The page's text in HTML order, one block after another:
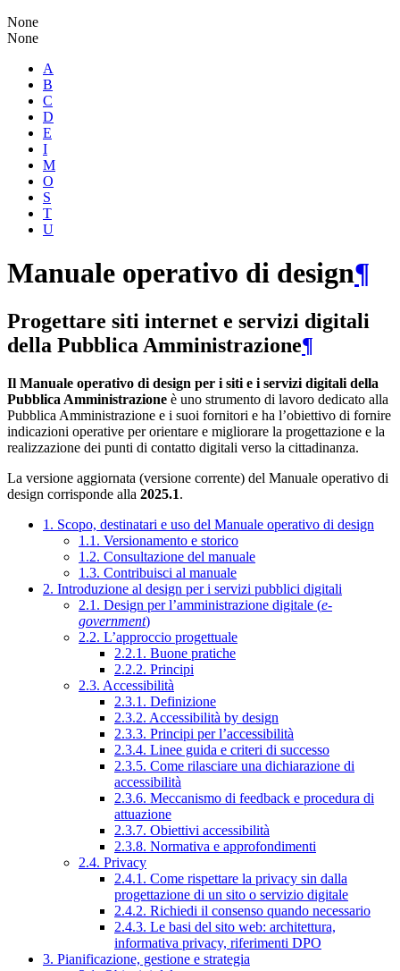
None
None
A
B
C
D
E
I
M
O
S
T
U
Manuale operativo di design¶
Progettare siti internet e servizi digitali
della Pubblica Amministrazione¶
Il Manuale operativo di design per i siti e i servizi digitali della
Pubblica Amministrazione è uno strumento di lavoro dedicato alla
Pubblica Amministrazione e i suoi fornitori e ha l’obiettivo di fornire
indicazioni operative per orientare e migliorare la progettazione e la
realizzazione dei punti di contatto digitali verso la cittadinanza.
La versione aggiornata (versione corrente) del Manuale operativo di
design corrisponde alla 2025.1.
1. Scopo, destinatari e uso del Manuale operativo di design
1.1. Versionamento e storico
1.2. Consultazione del manuale
1.3. Contribuisci al manuale
2. Introduzione al design per i servizi pubblici digitali
2.1. Design per l’amministrazione digitale (e-
government)
2.2. L’approccio progettuale
2.2.1. Buone pratiche
2.2.2. Principi
2.3. Accessibilità
2.3.1. Definizione
2.3.2. Accessibilità by design
2.3.3. Principi per l’accessibilità
2.3.4. Linee guida e criteri di successo
2.3.5. Come rilasciare una dichiarazione di
accessibilità
2.3.6. Meccanismo di feedback e procedura di
attuazione
2.3.7. Obiettivi accessibilità
2.3.8. Normativa e approfondimenti
2.4. Privacy
2.4.1. Come rispettare la privacy sin dalla
progettazione di un sito o servizio digitale
2.4.2. Richiedi il consenso quando necessario
2.4.3. Le basi del sito web: architettura,
informativa privacy, riferimenti DPO
3. Pianificazione, gestione e strategia